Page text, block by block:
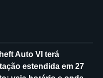
Auto VI terá
estendida em 27